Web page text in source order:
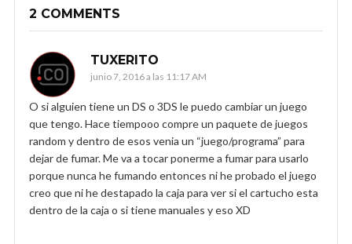
2 COMMENTS
TUXERITO
junio 7, 2016 a las 11:17 AM
O si alguien tiene un DS o 3DS le puedo cambiar un juego
que tengo. Hace tiempooo compre un paquete de juegos
random y dentro de esos venia un “juego/programa” para
dejar de fumar. Me va a tocar ponerme a fumar para usarlo
porque nunca he fumando entonces ni he probado el juego
creo que ni he destapado la caja para ver si el cartucho esta
dentro de la caja o si tiene manuales y eso XD